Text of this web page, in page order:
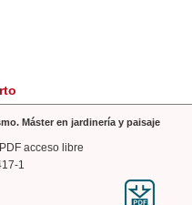
Máster en jardinería y paisaje
acceso libre
1